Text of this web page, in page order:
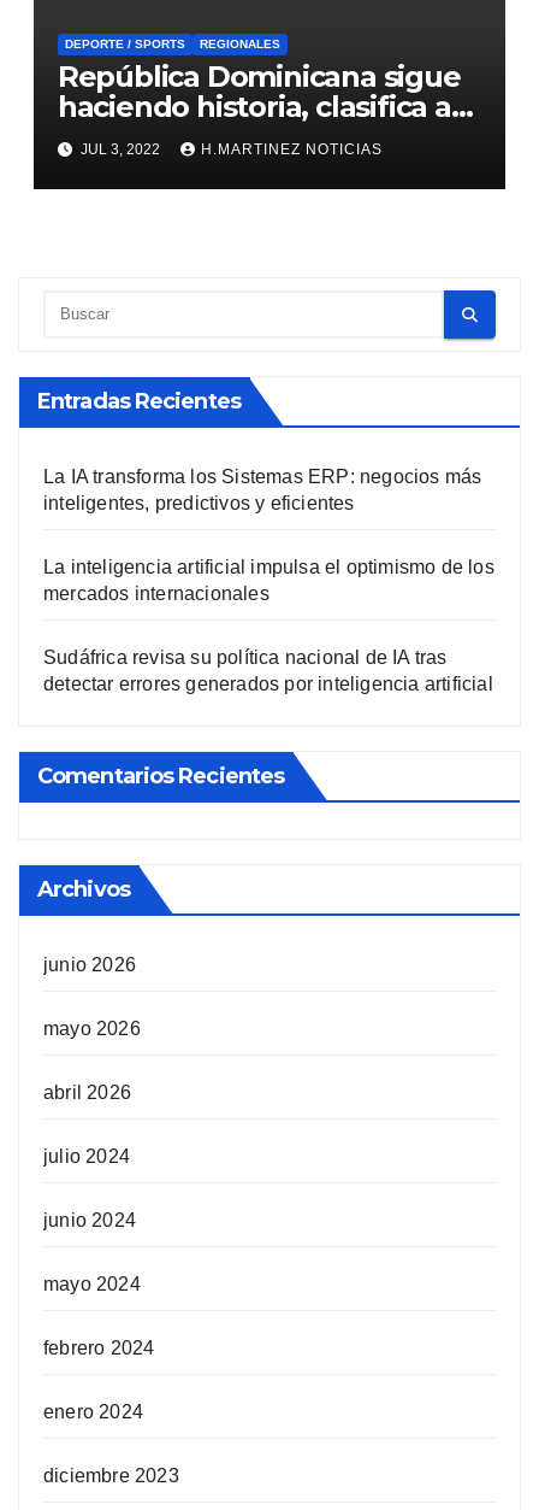
DEPORTE / SPORTS REGIONALES
República Dominicana sigue
haciendo historia, clasifica a
Juegos Olímpicos
JUL 3, 2022 H.MARTINEZ NOTICIAS
Entradas Recientes
La IA transforma los Sistemas ERP: negocios más
inteligentes, predictivos y eficientes
La inteligencia artificial impulsa el optimismo de los
mercados internacionales
Sudáfrica revisa su política nacional de IA tras
detectar errores generados por inteligencia artificial
Comentarios Recientes
Archivos
junio 2026
mayo 2026
abril 2026
julio 2024
junio 2024
mayo 2024
febrero 2024
enero 2024
diciembre 2023